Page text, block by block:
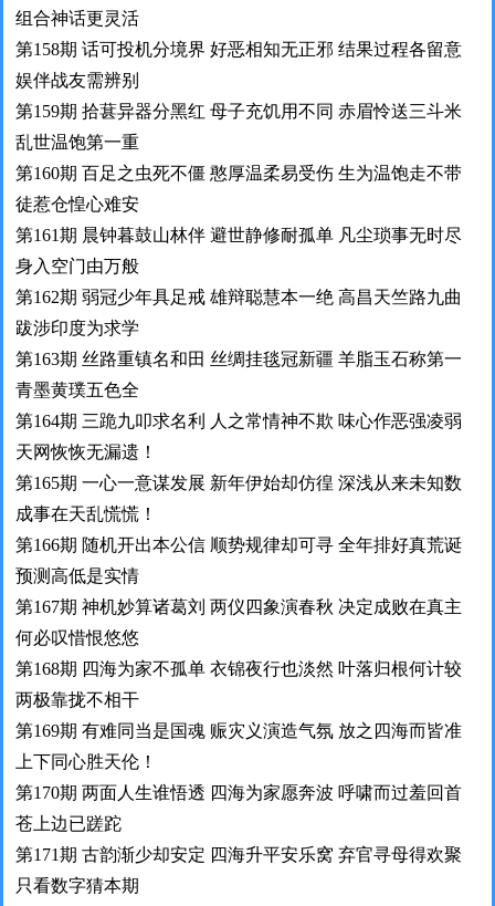
组合神话更灵活
第158期 话可投机分境界 好恶相知无正邪 结果过程各留意
娱伴战友需辨别
第159期 拾葚异器分黑红 母子充饥用不同 赤眉怜送三斗米
乱世温饱第一重
第160期 百足之虫死不僵 憨厚温柔易受伤 生为温饱走不带
徒惹仓惶心难安
第161期 晨钟暮鼓山林伴 避世静修耐孤单 凡尘琐事无时尽
身入空门由万般
第162期 弱冠少年具足戒 雄辩聪慧本一绝 高昌天竺路九曲
跋涉印度为求学
第163期 丝路重镇名和田 丝绸挂毯冠新疆 羊脂玉石称第一
青墨黄璞五色全
第164期 三跪九叩求名利 人之常情神不欺 味心作恶强凌弱
天网恢恢无漏遗！
第165期 一心一意谋发展 新年伊始却仿徨 深浅从来未知数
成事在天乱慌慌！
第166期 随机开出本公信 顺势规律却可寻 全年排好真荒诞
预测高低是实情
第167期 神机妙算诸葛刘 两仪四象演春秋 决定成败在真主
何必叹惜恨悠悠
第168期 四海为家不孤单 衣锦夜行也淡然 叶落归根何计较
两极靠拢不相干
第169期 有难同当是国魂 赈灾义演造气氛 放之四海而皆准
上下同心胜天伦！
第170期 两面人生谁悟透 四海为家愿奔波 呼啸而过羞回首
苍上边已蹉跎
第171期 古韵渐少却安定 四海升平安乐窝 弃官寻母得欢聚
只看数字猜本期